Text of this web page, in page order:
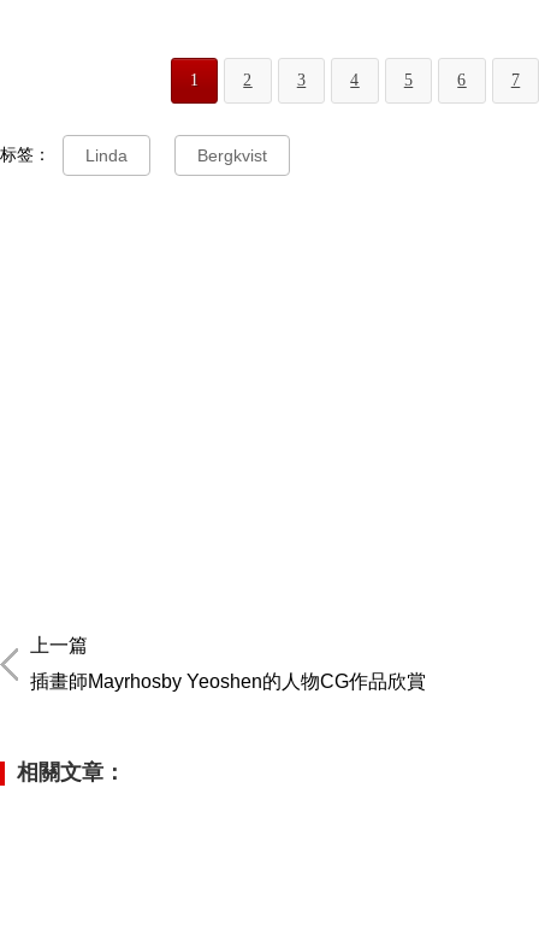
1 2 3 4 5 6 7
标签： Linda Bergkvist
上一篇
插畫師Mayrhosby Yeoshen的人物CG作品欣賞
相關文章：